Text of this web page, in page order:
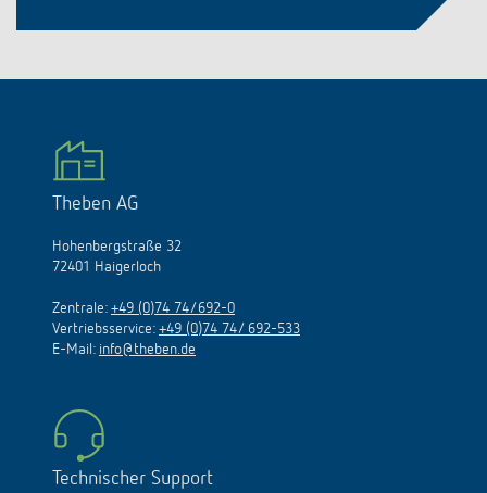
Theben AG
Hohenbergstraße 32
72401 Haigerloch
Zentrale: +49 (0)74 74/692-0
Vertriebsservice: +49 (0)74 74/ 692-533
E-Mail: info@theben.de
Technischer Support